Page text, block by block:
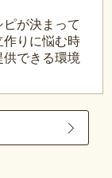
が決まって
作りに悩む時
できる環境